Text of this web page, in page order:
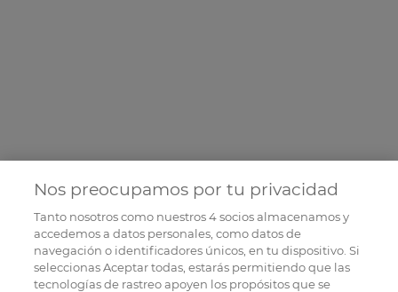
Nos preocupamos por tu privacidad
Tanto nosotros como nuestros4socios almacenamos y
accedemos a datos personales, como datos de
navegación o identificadores únicos, en tu dispositivo. Si
seleccionas Aceptar todas, estarás permitiendo que las
tecnologías de rastreo apoyen los propósitos que se